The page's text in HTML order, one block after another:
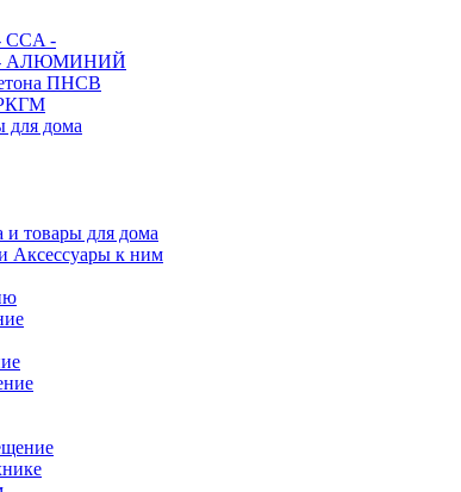
-
- АЛЮМИНИЙ
ПНСВ
РКГМ
для дома
и товары для дома
Аксессуары к ним